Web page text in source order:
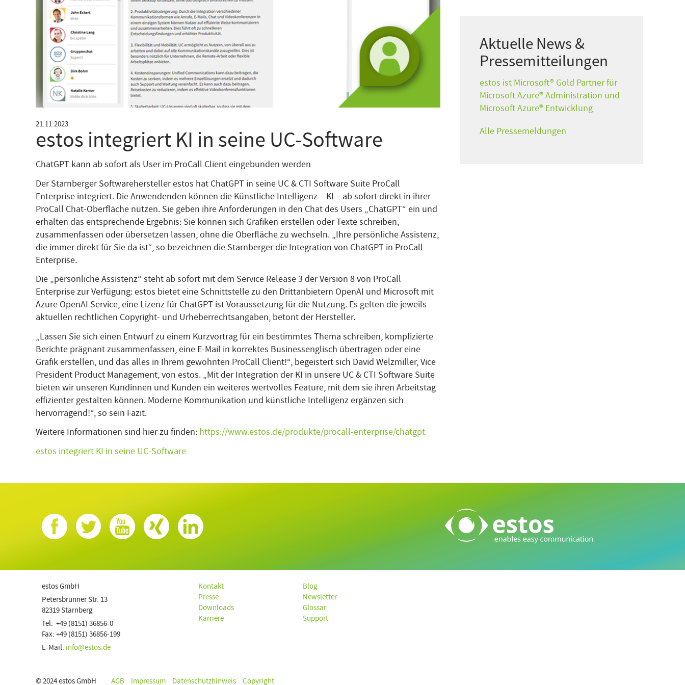
21.11.2023
estos integriert KI in seine UC-Software
ChatGPT kann ab sofort als User im ProCall Client eingebunden werden
Der Starnberger Softwarehersteller estos hat ChatGPT in seine UC & CTI Software Suite ProCall
Enterprise integriert. Die Anwendenden können die Künstliche Intelligenz – KI – ab sofort direkt in ihrer
ProCall Chat-Oberfläche nutzen. Sie geben ihre Anforderungen in den Chat des Users „ChatGPT“ ein und
erhalten das entsprechende Ergebnis: Sie können sich Grafiken erstellen oder Texte schreiben,
zusammenfassen oder übersetzen lassen, ohne die Oberfläche zu wechseln. „Ihre persönliche Assistenz,
die immer direkt für Sie da ist“, so bezeichnen die Starnberger die Integration von ChatGPT in ProCall
Enterprise.
Die „persönliche Assistenz“ steht ab sofort mit dem Service Release 3 der Version 8 von ProCall
Enterprise zur Verfügung: estos bietet eine Schnittstelle zu den Drittanbietern OpenAI und Microsoft mit
Azure OpenAI Service, eine Lizenz für ChatGPT ist Voraussetzung für die Nutzung. Es gelten die jeweils
aktuellen rechtlichen Copyright- und Urheberrechtsangaben, betont der Hersteller.
„Lassen Sie sich einen Entwurf zu einem Kurzvortrag für ein bestimmtes Thema schreiben, komplizierte
Berichte prägnant zusammenfassen, eine E-Mail in korrektes Businessenglisch übertragen oder eine
Grafik erstellen, und das alles in Ihrem gewohnten ProCall Client!“, begeistert sich David Welzmiller, Vice
President Product Management, von estos. „Mit der Integration der KI in unsere UC & CTI Software Suite
bieten wir unseren Kundinnen und Kunden ein weiteres wertvolles Feature, mit dem sie ihren Arbeitstag
effizienter gestalten können. Moderne Kommunikation und künstliche Intelligenz ergänzen sich
hervorragend!“, so sein Fazit.
Weitere Informationen sind hier zu finden: https://www.estos.de/produkte/procall-enterprise/chatgpt
estos integriert KI in seine UC-Software
Aktuelle News &
Pressemitteilungen
estos ist Microsoft® Gold Partner für
Microsoft Azure® Administration und
Microsoft Azure® Entwicklung
Alle Pressemeldungen
estos GmbH
Petersbrunner Str. 13
82319 Starnberg
Tel: +49 (8151) 36856-0
Fax: +49 (8151) 36856-199
E-Mail: info@estos.de
Kontakt
Presse
Downloads
Karriere
Blog
Newsletter
Glossar
Support
© 2024 estos GmbH AGB Impressum Datenschutzhinweis Copyright